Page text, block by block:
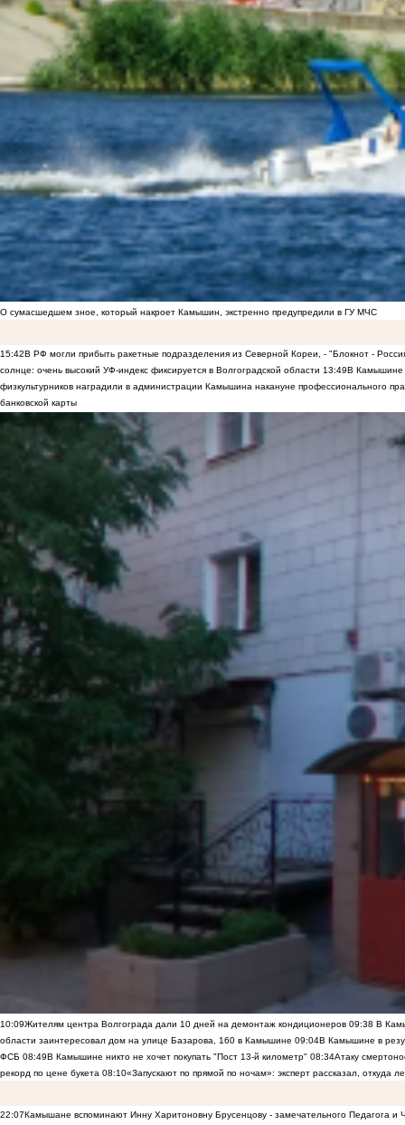
О сумасшедшем зное, который накроет Камышин, экстренно предупредили в ГУ МЧС
15:42В РФ могли прибыть ракетные подразделения из Северной Кореи, - "Блокнот -
солнце: очень высокий УФ-индекс фиксируется в Волгоградской области 13:49В Камышине
физкультурников наградили в администрации Камышина накануне профессионального
банковской карты
10:09Жителям центра Волгограда дали 10 дней на демонтаж кондиционеров 09:38 В
области заинтересовал дом на улице Базарова, 160 в Камышине 09:04В Камышине в
ФСБ 08:49В Камышине никто не хочет покупать "Пост 13-й километр" 08:34Атаку
рекорд по цене букета 08:10«Запускают по прямой по ночам»: эксперт рассказал, откуда
22:07Камышане вспоминают Инну Харитоновну Брусенцову - замечательного Педагога и